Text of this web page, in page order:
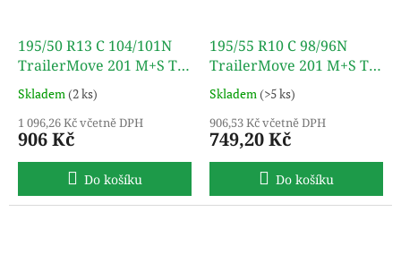
195/50 R13 C 104/101N
TrailerMove 201 M+S TL
TURON
Skladem(2 ks)
1 096,26 Kč včetně DPH
906 Kč
Do košíku
195/55 R10 C 98/96N
TrailerMove 201 M+S TL
TURON
Skladem(>5 ks)
906,53 Kč včetně DPH
749,20 Kč
Do košíku